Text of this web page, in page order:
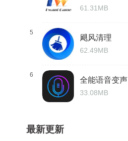
61.31MB
5
飓风清理
62.49MB
6
全能语音变声
器
33.08MB
最新更新